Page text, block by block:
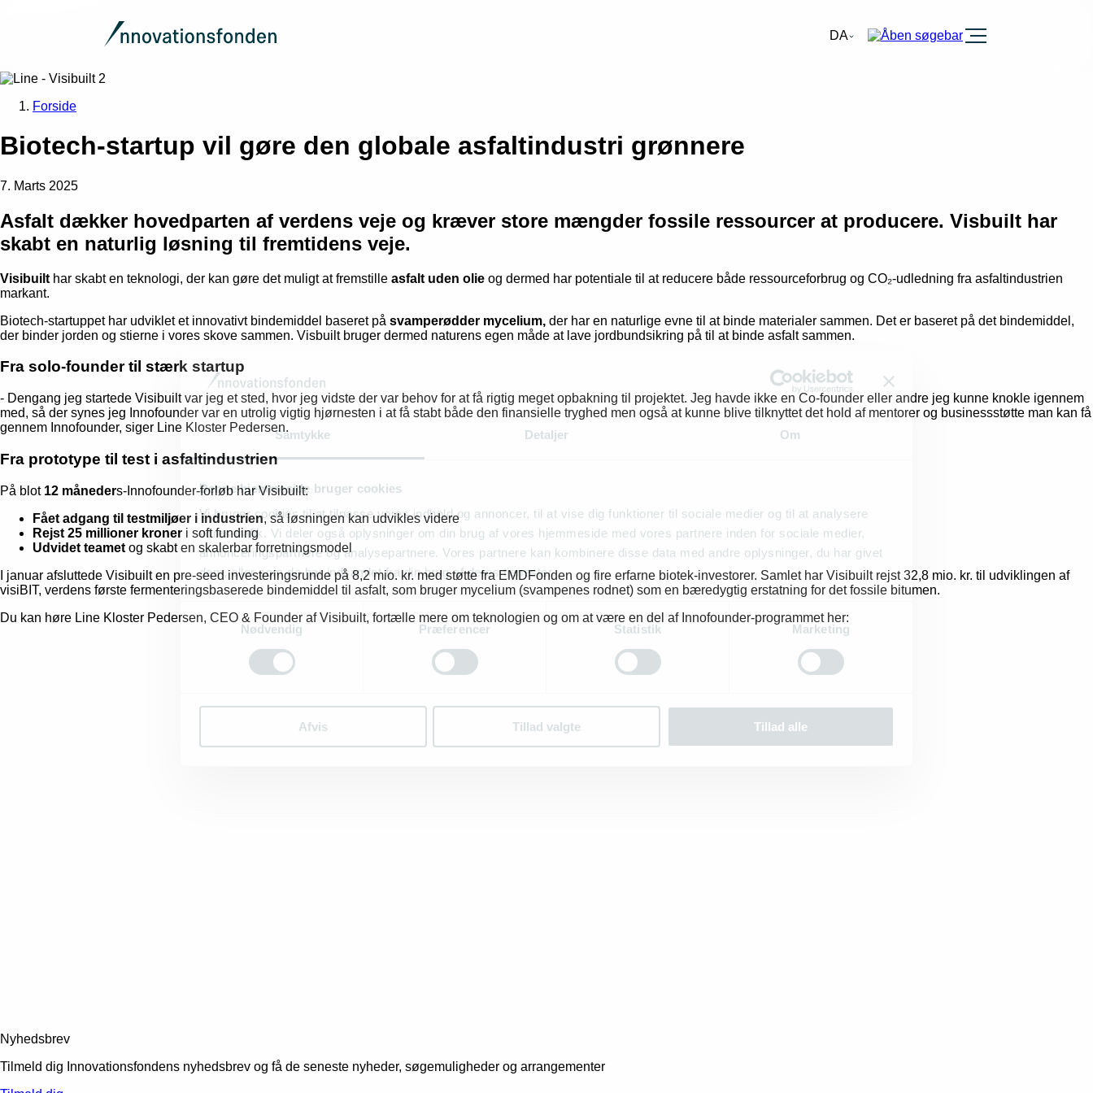
Samtykke Detaljer Om
Denne hjemmeside bruger cookies
Vi bruger cookies til at tilpasse vores indhold og annoncer, til at vise dig funktioner til sociale medier og til at analysere
vores trafik. Vi deler også oplysninger om din brug af vores hjemmeside med vores partnere inden for sociale medier,
annonceringspartnere og analysepartnere. Vores partnere kan kombinere disse data med andre oplysninger, du har givet
dem, eller som de har indsamlet fra din brug af deres tjenester.
Samtykkevalg
Nødvendig
Præferencer Statistik Marketing
Afvis Tillad valgte Tillad alle
DA Burger
Forside
Biotech-startup vil gøre den globale asfaltindustri grønnere
7. Marts 2025
Asfalt dækker hovedparten af verdens veje og kræver store mængder fossile ressourcer at producere. Visbuilt har
skabt en naturlig løsning til fremtidens veje.
Visibuilt har skabt en teknologi, der kan gøre det muligt at fremstille asfalt uden olie og dermed har potentiale til at reducere både ressourceforbrug og CO₂-udledning fra asfaltindustrien
markant.
Biotech-startuppet har udviklet et innovativt bindemiddel baseret på svamperødder mycelium, der har en naturlige evne til at binde materialer sammen. Det er baseret på det bindemiddel,
der binder jorden og stierne i vores skove sammen. Visbuilt bruger dermed naturens egen måde at lave jordbundsikring på til at binde asfalt sammen.
Fra solo-founder til stærk startup
- Dengang jeg startede Visibuilt var jeg et sted, hvor jeg vidste der var behov for at få rigtig meget opbakning til projektet. Jeg havde ikke en Co-founder eller andre jeg kunne knokle igennem
med, så der synes jeg Innofounder var en utrolig vigtig hjørnesten i at få stabt både den finansielle tryghed men også at kunne blive tilknyttet det hold af mentorer og businessstøtte man kan få
gennem Innofounder, siger Line Kloster Pedersen.
Fra prototype til test i asfaltindustrien
På blot 12 måneders-Innofounder-forløb har Visibuilt:
Fået adgang til testmiljøer i industrien, så løsningen kan udvikles videre
Rejst 25 millioner kroner i soft funding
Udvidet teamet og skabt en skalerbar forretningsmodel
I januar afsluttede Visibuilt en pre-seed investeringsrunde på 8,2 mio. kr. med støtte fra EMDFonden og fire erfarne biotek-investorer. Samlet har Visibuilt rejst 32,8 mio. kr. til udviklingen af
visiBIT, verdens første fermenteringsbaserede bindemiddel til asfalt, som bruger mycelium (svampenes rodnet) som en bæredygtig erstatning for det fossile bitumen.
Du kan høre Line Kloster Pedersen, CEO & Founder af Visibuilt, fortælle mere om teknologien og om at være en del af Innofounder-programmet her:
Nyhedsbrev
Tilmeld dig Innovationsfondens nyhedsbrev og få de seneste nyheder, søgemuligheder og arrangementer